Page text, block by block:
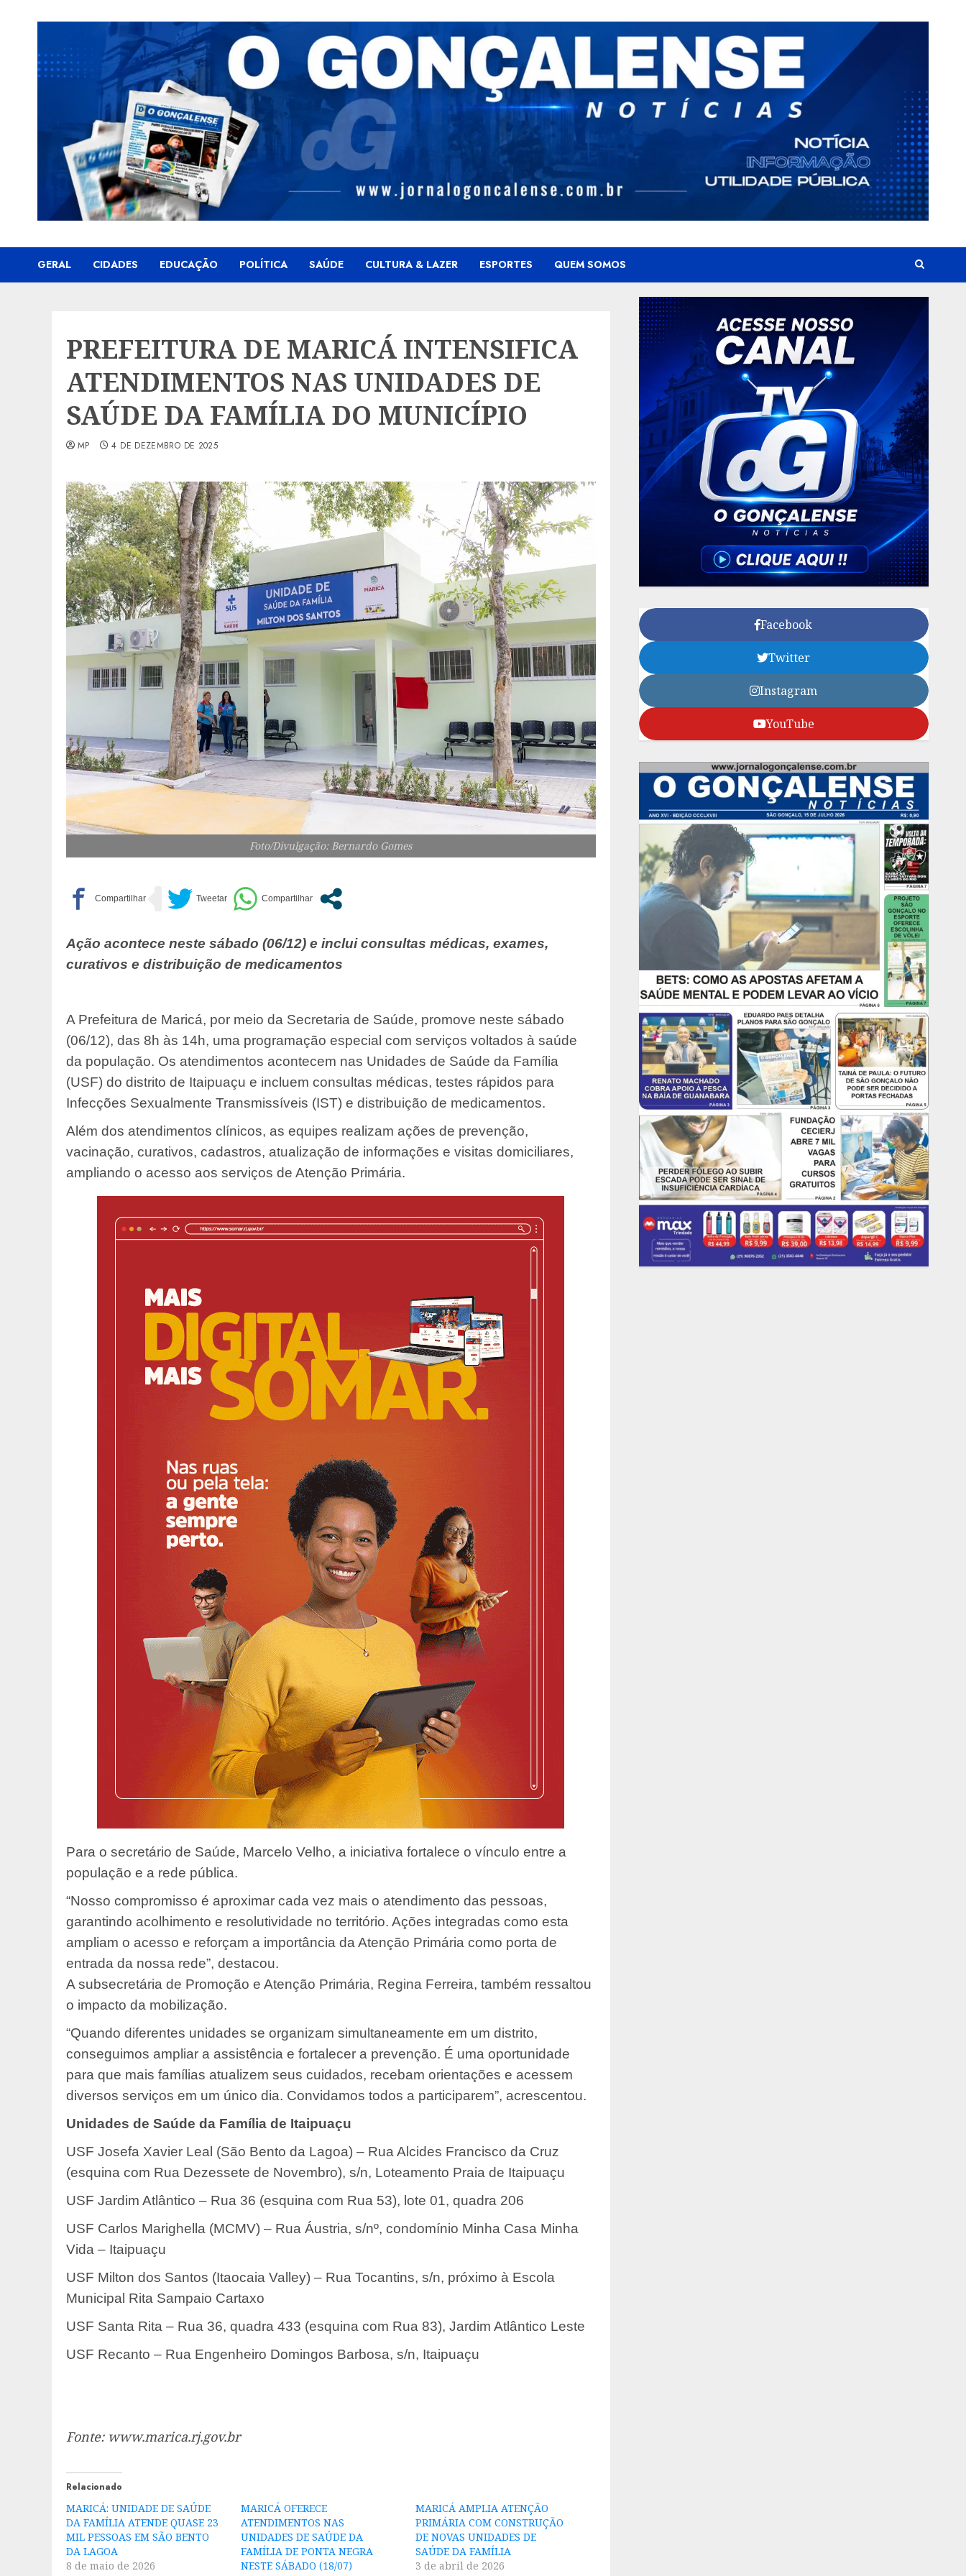
GERAL CIDADES EDUCAÇÃO POLÍTICA SAÚDE CULTURA & LAZER ESPORTES QUEM SOMOS
PREFEITURA DE MARICÁ INTENSIFICA
ATENDIMENTOS NAS UNIDADES DE
SAÚDE DA FAMÍLIA DO MUNICÍPIO
MP 4 DE DEZEMBRO DE 2025
Foto/Divulgação: Bernardo Gomes
Ação acontece neste sábado (06/12) e inclui consultas médicas, exames,
curativos e distribuição de medicamentos
A Prefeitura de Maricá, por meio da Secretaria de Saúde, promove neste sábado
(06/12), das 8h às 14h, uma programação especial com serviços voltados à saúde
da população. Os atendimentos acontecem nas Unidades de Saúde da Família
(USF) do distrito de Itaipuaçu e incluem consultas médicas, testes rápidos para
Infecções Sexualmente Transmissíveis (IST) e distribuição de medicamentos.
Além dos atendimentos clínicos, as equipes realizam ações de prevenção,
vacinação, curativos, cadastros, atualização de informações e visitas domiciliares,
ampliando o acesso aos serviços de Atenção Primária.
Para o secretário de Saúde, Marcelo Velho, a iniciativa fortalece o vínculo entre a
população e a rede pública.
“Nosso compromisso é aproximar cada vez mais o atendimento das pessoas,
garantindo acolhimento e resolutividade no território. Ações integradas como esta
ampliam o acesso e reforçam a importância da Atenção Primária como porta de
entrada da nossa rede”, destacou.
A subsecretária de Promoção e Atenção Primária, Regina Ferreira, também ressaltou
o impacto da mobilização.
“Quando diferentes unidades se organizam simultaneamente em um distrito,
conseguimos ampliar a assistência e fortalecer a prevenção. É uma oportunidade
para que mais famílias atualizem seus cuidados, recebam orientações e acessem
diversos serviços em um único dia. Convidamos todos a participarem”, acrescentou.
Unidades de Saúde da Família de Itaipuaçu
USF Josefa Xavier Leal (São Bento da Lagoa) – Rua Alcides Francisco da Cruz
(esquina com Rua Dezessete de Novembro), s/n, Loteamento Praia de Itaipuaçu
USF Jardim Atlântico – Rua 36 (esquina com Rua 53), lote 01, quadra 206
USF Carlos Marighella (MCMV) – Rua Áustria, s/nº, condomínio Minha Casa Minha
Vida – Itaipuaçu
USF Milton dos Santos (Itaocaia Valley) – Rua Tocantins, s/n, próximo à Escola
Municipal Rita Sampaio Cartaxo
USF Santa Rita – Rua 36, quadra 433 (esquina com Rua 83), Jardim Atlântico Leste
USF Recanto – Rua Engenheiro Domingos Barbosa, s/n, Itaipuaçu
Fonte: www.marica.rj.gov.br
Relacionado
MARICÁ: UNIDADE DE SAÚDE
DA FAMÍLIA ATENDE QUASE 23
MIL PESSOAS EM SÃO BENTO
DA LAGOA
8 de maio de 2026
MARICÁ OFERECE
ATENDIMENTOS NAS
UNIDADES DE SAÚDE DA
FAMÍLIA DE PONTA NEGRA
NESTE SÁBADO (18/07)
MARICÁ AMPLIA ATENÇÃO
PRIMÁRIA COM CONSTRUÇÃO
DE NOVAS UNIDADES DE
SAÚDE DA FAMÍLIA
3 de abril de 2026
Facebook
Twitter
Instagram
YouTube